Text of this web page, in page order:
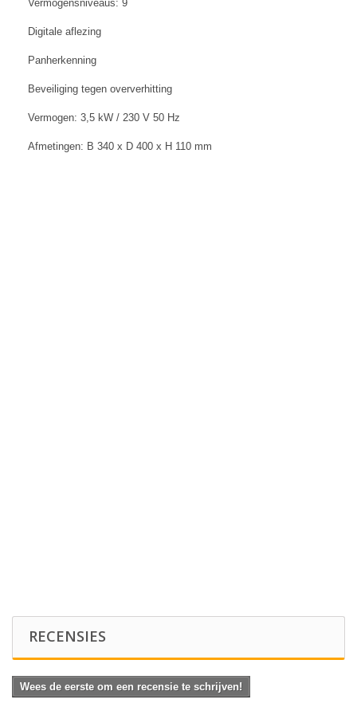
Vermogensniveaus: 9
Digitale aflezing
Panherkenning
Beveiliging tegen oververhitting
Vermogen: 3,5 kW / 230 V 50 Hz
Afmetingen: B 340 x D 400 x H 110 mm
RECENSIES
Wees de eerste om een recensie te schrijven!